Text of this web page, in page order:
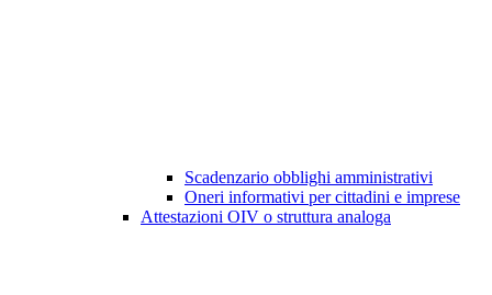
Scadenzario obblighi amministrativi
Oneri informativi per cittadini e imprese
Attestazioni OIV o struttura analoga